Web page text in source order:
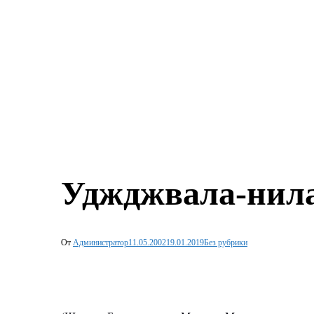
Уджджвала-
От Администратор11.05.200219.01.2019Без рубрики